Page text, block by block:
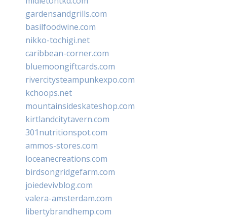
gardensandgrills.com
basilfoodwine.com
nikko-tochigi.net
caribbean-corner.com
bluemoongiftcards.com
rivercitysteampunkexpo.com
kchoops.net
mountainsideskateshop.com
kirtlandcitytavern.com
301nutritionspot.com
ammos-stores.com
loceanecreations.com
birdsongridgefarm.com
joiedevivblog.com
valera-amsterdam.com
libertybrandhemp.com